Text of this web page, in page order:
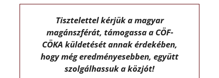
Tisztelettel kérjük a magyar
magánszférát, támogassa a CÖF-
CÖKA küldetését annak érdekében,
hogy még eredményesebben, együtt
szolgálhassuk a közjót!